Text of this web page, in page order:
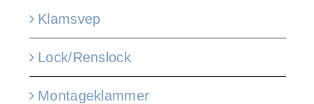
Klamsvep
Lock/Renslock
Montageklammer